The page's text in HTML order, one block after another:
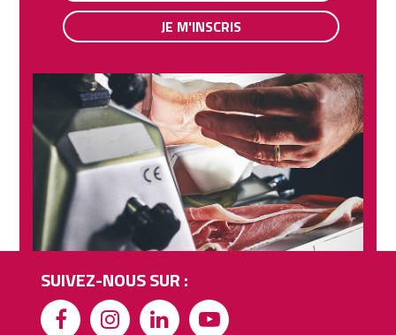
JE M'INSCRIS
SUIVEZ-NOUS SUR :